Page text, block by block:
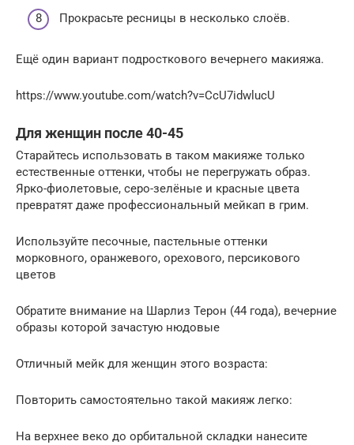
Прокрасьте ресницы в несколько слоёв.
Ещё один вариант подросткового вечернего макияжа.
https://www.youtube.com/watch?v=CcU7idwlucU
Для женщин после 40-45
Старайтесь использовать в таком макияже только
естественные оттенки, чтобы не перегружать образ.
Ярко-фиолетовые, серо-зелёные и красные цвета
превратят даже профессиональный мейкап в грим.
Используйте песочные, пастельные оттенки
морковного, оранжевого, орехового, персикового
цветов
Обратите внимание на Шарлиз Терон (44 года), вечерние
образы которой зачастую нюдовые
Отличный мейк для женщин этого возраста:
Повторить самостоятельно такой макияж легко:
На верхнее веко до орбитальной складки нанесите